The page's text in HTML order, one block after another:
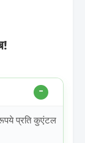
प्रति कुएंटल